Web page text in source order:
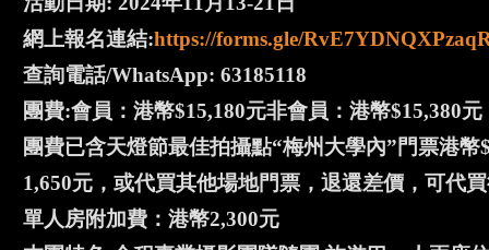
網上報名連結:https://forms.gle/
查詢電話/WhatsApp: 63185118
團費:會員：港幣$15,180元非會員：港幣$15,380元
團費已含天燈節最佳拍攝點“梅州大學內”門票港
1,650元，或代買其他場地門票，退還差價，可代
單人房附加費：港幣2,300元